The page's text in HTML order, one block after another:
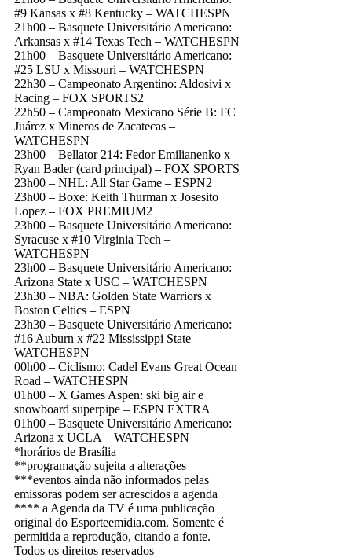
#9 Kansas x #8 Kentucky – WATCHESPN
21h00 – Basquete Universitário Americano:
Arkansas x #14 Texas Tech – WATCHESPN
21h00 – Basquete Universitário Americano:
#25 LSU x Missouri – WATCHESPN
22h30 – Campeonato Argentino: Aldosivi x
Racing – FOX SPORTS2
22h50 – Campeonato Mexicano Série B: FC
Juárez x Mineros de Zacatecas –
WATCHESPN
23h00 – Bellator 214: Fedor Emilianenko x
Ryan Bader (card principal) – FOX SPORTS
23h00 – NHL: All Star Game – ESPN2
23h00 – Boxe: Keith Thurman x Josesito
Lopez – FOX PREMIUM2
23h00 – Basquete Universitário Americano:
Syracuse x #10 Virginia Tech –
WATCHESPN
23h00 – Basquete Universitário Americano:
Arizona State x USC – WATCHESPN
23h30 – NBA: Golden State Warriors x
Boston Celtics – ESPN
23h30 – Basquete Universitário Americano:
#16 Auburn x #22 Mississippi State –
WATCHESPN
00h00 – Ciclismo: Cadel Evans Great Ocean
Road – WATCHESPN
01h00 – X Games Aspen: ski big air e
snowboard superpipe – ESPN EXTRA
01h00 – Basquete Universitário Americano:
Arizona x UCLA – WATCHESPN
*horários de Brasília
**programação sujeita a alterações
***eventos ainda não informados pelas
emissoras podem ser acrescidos a agenda
**** a Agenda da TV é uma publicação
original do Esporteemidia.com. Somente é
permitida a reprodução, citando a fonte.
Todos os direitos reservados